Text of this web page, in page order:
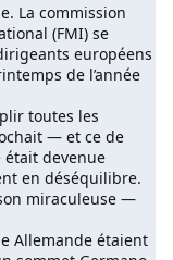
La commission
(FMI) se
européens
de l’année
toutes les
— et ce de
était devenue
en déséquilibre.
miraculeuse —
Allemande étaient